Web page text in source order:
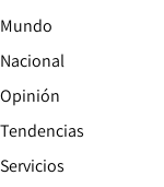
Mundo
Nacional
Opinión
Tendencias
Servicios